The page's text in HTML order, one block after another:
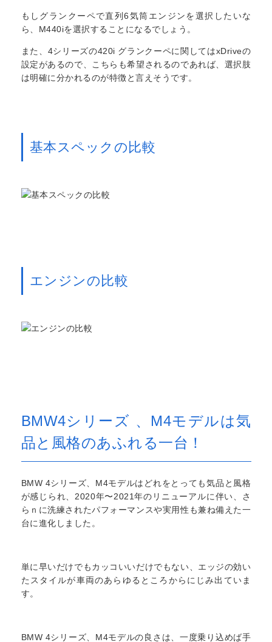
もしグランクーペで直列6気筒エンジンを選択したいな
ら、M440iを選択することになるでしょう。
また、4シリーズの420i グランクーペに関してはxDriveの
設定があるので、こちらも希望されるのであれば、選択肢
は明確に分かれるのが特徴と言えそうです。
基本スペックの比較
エンジンの比較
BMW4シリーズ 、M4モデルは気
品と風格のあふれる一台！
BMW 4シリーズ、M4モデルはどれをとっても気品と風格
が感じられ、2020年〜2021年のリニューアルに伴い、さ
らｎに洗練されたパフォーマンスや実用性も兼ね備えた一
台に進化しました。
単に早いだけでもカッコいいだけでもない、エッジの効い
たスタイルが車両のあらゆるところからにじみ出ていま
す。
BMW 4シリーズ、M4モデルの良さは、一度乗り込めば手